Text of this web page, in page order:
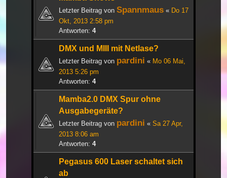
Letzter Beitrag von Spannmaus « Do 17
Okt, 2013 2:58 pm
Antworten: 4
DMX und MIII mit Netlase?
Letzter Beitrag von pardini « Mo 06 Mai,
2013 5:26 pm
Antworten: 4
Mamba2.0 DMX Spur ohne
Ausgabegeräte?
Letzter Beitrag von pardini « Sa 27 Apr,
2013 8:06 am
Antworten: 4
Pegasus 600 Laser schaltet sich
ab